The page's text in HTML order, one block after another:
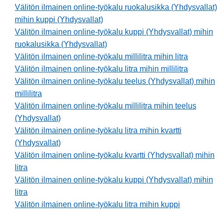
Välitön ilmainen online-työkalu ruokalusikka (Yhdysvallat)
mihin kuppi (Yhdysvallat)
Välitön ilmainen online-työkalu kuppi (Yhdysvallat) mihin
ruokalusikka (Yhdysvallat)
Välitön ilmainen online-työkalu millilitra mihin litra
Välitön ilmainen online-työkalu litra mihin millilitra
Välitön ilmainen online-työkalu teelus (Yhdysvallat) mihin
millilitra
Välitön ilmainen online-työkalu millilitra mihin teelus
(Yhdysvallat)
Välitön ilmainen online-työkalu litra mihin kvartti
(Yhdysvallat)
Välitön ilmainen online-työkalu kvartti (Yhdysvallat) mihin
litra
Välitön ilmainen online-työkalu kuppi (Yhdysvallat) mihin
litra
Välitön ilmainen online-työkalu litra mihin kuppi